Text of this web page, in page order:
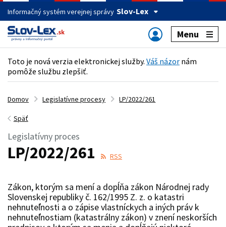
Informačný systém verejnej správy Slov-Lex
Menu
Toto je nová verzia elektronickej služby. Váš názor nám
pomôže službu zlepšiť.